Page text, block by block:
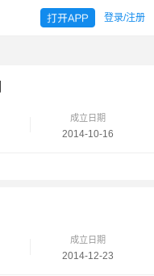
登录/注册
成立日期
2014-10-16
成立日期
2014-12-23